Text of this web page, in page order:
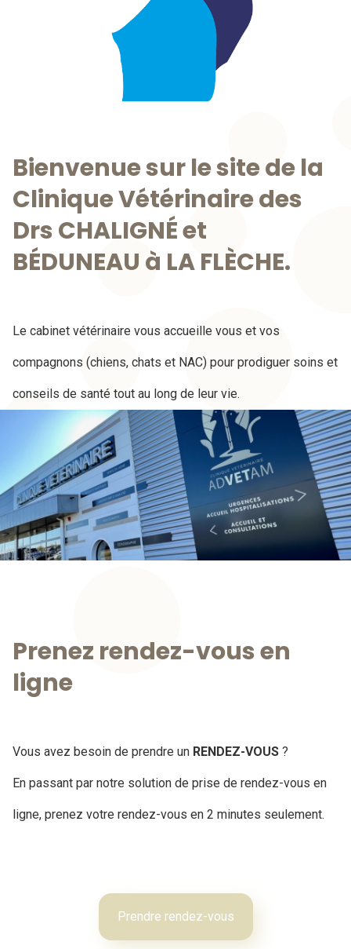
Bienvenue sur le site de la
Clinique Vétérinaire des
Drs CHALIGNÉ et
BÉDUNEAU à LA FLÈCHE.
Le cabinet vétérinaire vous accueille vous et vos
compagnons (chiens, chats et NAC) pour prodiguer soins et
conseils de santé tout au long de leur vie.
Prenez rendez-vous en
ligne
Vous avez besoin de prendre un RENDEZ-VOUS ?
En passant par notre solution de prise de rendez-vous en
ligne, prenez votre rendez-vous en 2 minutes seulement.
Prendre rendez-vous